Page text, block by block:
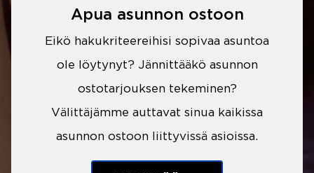
Apua asunnon ostoon
Eikö hakukriteereihisi sopivaa asuntoa
ole löytynyt? Jännittääkö asunnon
ostotarjouksen tekeminen?
Välittäjämme auttavat sinua kaikissa
asunnon ostoon liittyvissä asioissa.